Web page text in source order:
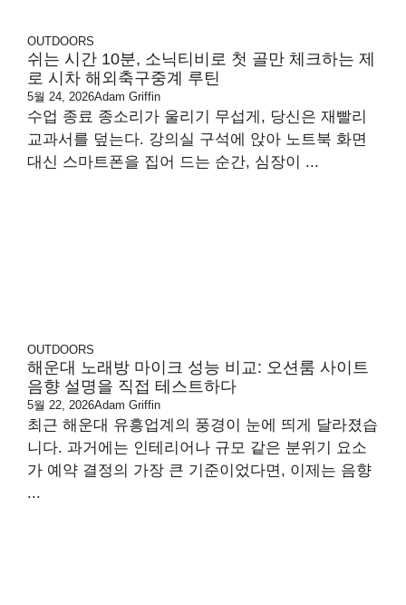
OUTDOORS
쉬는 시간 10분, 소닉티비로 첫 골만 체크하는 제
로 시차 해외축구중계 루틴
5월 24, 2026Adam Griffin
수업 종료 종소리가 울리기 무섭게, 당신은 재빨리
교과서를 덮는다. 강의실 구석에 앉아 노트북 화면
대신 스마트폰을 집어 드는 순간, 심장이 ...
OUTDOORS
해운대 노래방 마이크 성능 비교: 오션룸 사이트
음향 설명을 직접 테스트하다
5월 22, 2026Adam Griffin
최근 해운대 유흥업계의 풍경이 눈에 띄게 달라졌습
니다. 과거에는 인테리어나 규모 같은 분위기 요소
가 예약 결정의 가장 큰 기준이었다면, 이제는 음향
...